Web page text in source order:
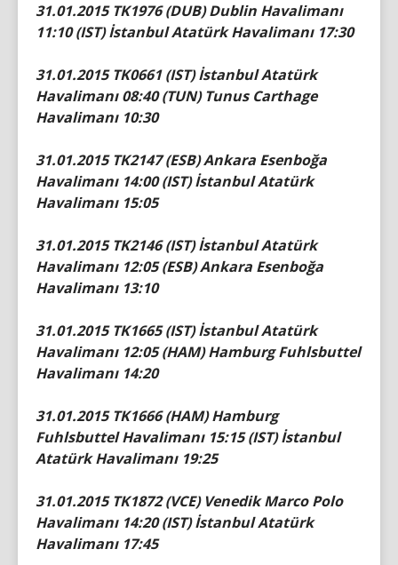
31.01.2015 TK1976 (DUB) Dublin Havalimanı
11:10 (IST) İstanbul Atatürk Havalimanı 17:30
31.01.2015 TK0661 (IST) İstanbul Atatürk
Havalimanı 08:40 (TUN) Tunus Carthage
Havalimanı 10:30
31.01.2015 TK2147 (ESB) Ankara Esenboğa
Havalimanı 14:00 (IST) İstanbul Atatürk
Havalimanı 15:05
31.01.2015 TK2146 (IST) İstanbul Atatürk
Havalimanı 12:05 (ESB) Ankara Esenboğa
Havalimanı 13:10
31.01.2015 TK1665 (IST) İstanbul Atatürk
Havalimanı 12:05 (HAM) Hamburg Fuhlsbuttel
Havalimanı 14:20
31.01.2015 TK1666 (HAM) Hamburg
Fuhlsbuttel Havalimanı 15:15 (IST) İstanbul
Atatürk Havalimanı 19:25
31.01.2015 TK1872 (VCE) Venedik Marco Polo
Havalimanı 14:20 (IST) İstanbul Atatürk
Havalimanı 17:45